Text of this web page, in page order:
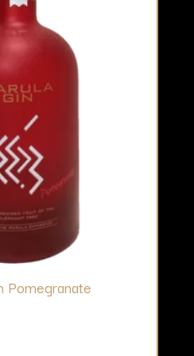
Pomegranate